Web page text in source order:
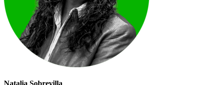
Natalia Sobrevilla